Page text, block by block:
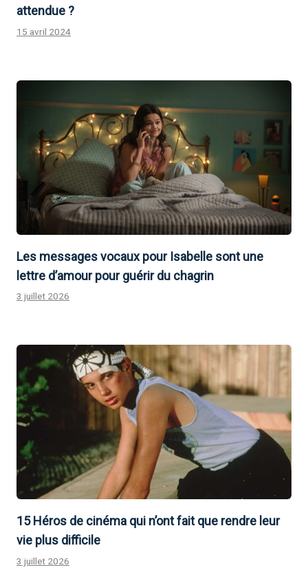
attendue ?
15 avril 2024
Les messages vocaux pour Isabelle sont une
lettre d’amour pour guérir du chagrin
3 juillet 2026
15 Héros de cinéma qui n’ont fait que rendre leur
vie plus difficile
3 juillet 2026